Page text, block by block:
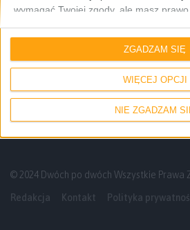
wymagać Twojej zgody, ale masz
do tej witryny. Możesz w dowolnym
preferencje lub wycofać zgodę,
przycisk "Prywatność" na dole strony.
WIĘCEJ OPCJI
NIE ZGADZAM
ZGADZAM SIĘ
Kto nie lubi archeologa z
Recenzja gry Indiana
© 2024 Dwóch po dwóch Wszystkie Prawa
Redakcja Kontakt Polityka